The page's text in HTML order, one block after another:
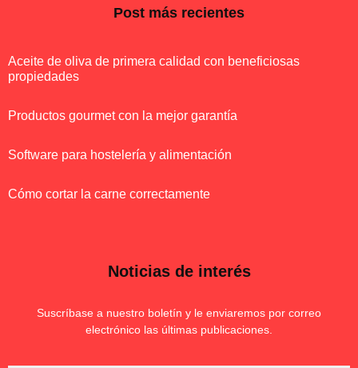
Post más recientes
Aceite de oliva de primera calidad con beneficiosas
propiedades
Productos gourmet con la mejor garantía
Software para hostelería y alimentación
Cómo cortar la carne correctamente
Noticias de interés
Suscríbase a nuestro boletín y le enviaremos por correo
electrónico las últimas publicaciones.